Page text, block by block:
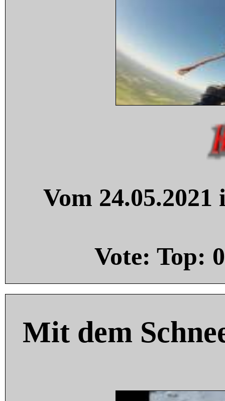
Vom
Vote: Top: 0
Mit dem